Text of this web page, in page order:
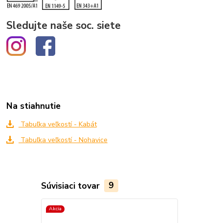
Sledujte naše soc. siete
Na stiahnutie
Tabuľka veľkostí - Kabát
Tabuľka veľkostí - Nohavice
Súvisiaci tovar 9
Akcia